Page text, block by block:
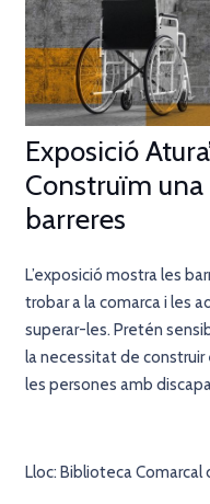
Exposició
Construïm
barreres
L’exposició mostra les
trobar a la comarca i les
superar-les. Pretén
la necessitat de
les persones amb
Lloc: Biblioteca Comarcal